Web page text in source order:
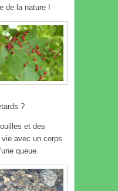
de la nature !
?
et des
avec un corps
queue.